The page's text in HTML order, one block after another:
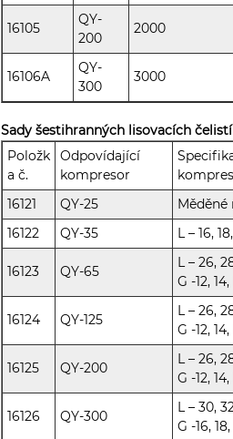
16105
QY-
200
2000
16106A
QY-
300
3000
Sady šestihranných lisovacích čelistí
Položk
a č.
Odpovídající
kompresor
16121
QY-25
16122
QY-35 L – 16,
16123 QY-65
L – 26,
G -12,
16124 QY-125
L – 26,
G -12,
16125 QY-200
L – 26,
G -12,
16126 QY-300
L – 30,
G -16,